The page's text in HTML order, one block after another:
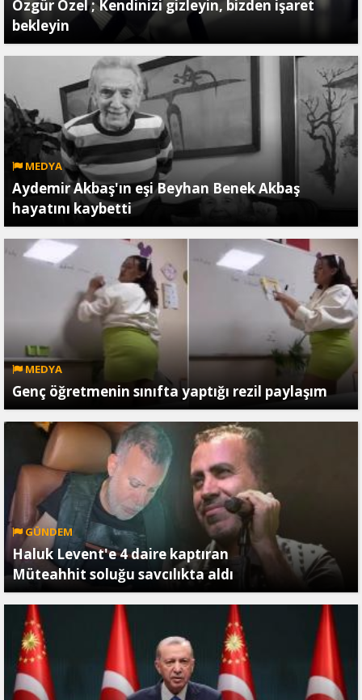
Özgür Özel ; Kendinizi gizleyin, bizden işaret
bekleyin
MEDYA
Aydemir Akbaş'ın eşi Beyhan Benek Akbaş
hayatını kaybetti
MEDYA
Genç öğretmenin sınıfta yaptığı rezil paylaşım
GÜNDEM
Haluk Levent'e 4 daire kaptıran
Müteahhit soluğu savcılıkta aldı